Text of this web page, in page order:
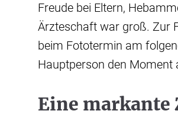
Freude bei Eltern,
Ärzteschaft war groß. Zur
beim Fototermin am
Hauptperson den Moment
Eine markante